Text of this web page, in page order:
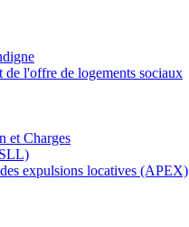
de l'offre de logements sociaux
et Charges
expulsions locatives (APEX)